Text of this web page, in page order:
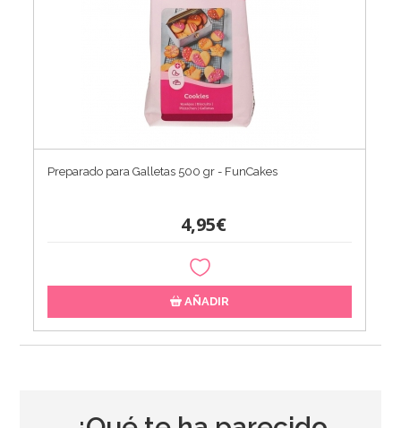
Preparado para Galletas 500 gr - FunCakes
4,95€
AÑADIR